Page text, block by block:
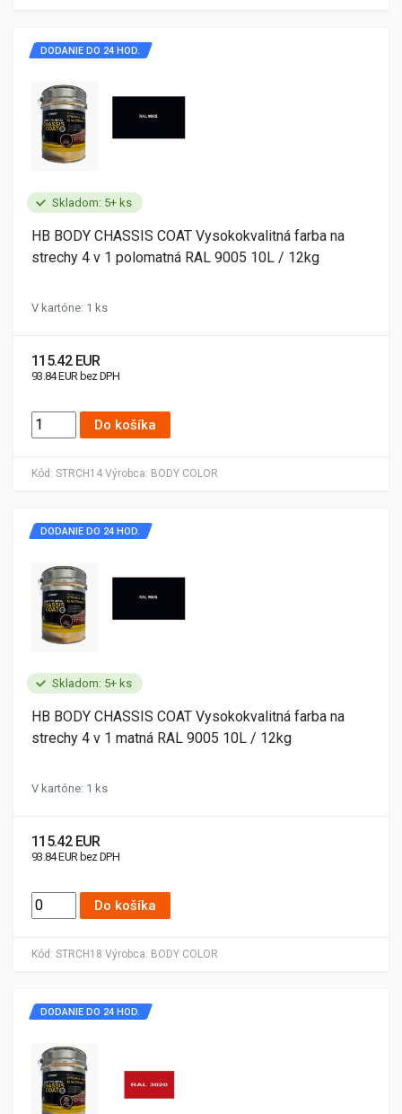
Skladom: 5+ ks
Kód: STRCH14 Výrobca: BODY COLOR
DODANIE DO 24 HOD.
HB BODY CHASSIS COAT Vysokokvalitná farba na
strechy 4 v 1 polomatná RAL 9005 10L / 12kg
V kartóne: 1 ks
115.42 EUR
93.84 EUR bez DPH
Do košíka
Skladom: 5+ ks
Kód: STRCH18 Výrobca: BODY COLOR
DODANIE DO 24 HOD.
HB BODY CHASSIS COAT Vysokokvalitná farba na
strechy 4 v 1 matná RAL 9005 10L / 12kg
V kartóne: 1 ks
115.42 EUR
93.84 EUR bez DPH
Do košíka
DODANIE DO 24 HOD.